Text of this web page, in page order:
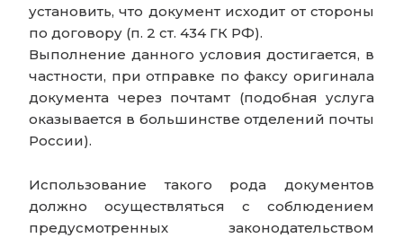
установить, что документ исходит от стороны
по договору (п. 2 ст. 434 ГК РФ).
Выполнение данного условия достигается, в
частности, при отправке по факсу оригинала
документа через почтамт (подобная услуга
оказывается в большинстве отделений почты
России).
Использование такого рода документов
должно осуществляться с соблюдением
предусмотренных законодательством